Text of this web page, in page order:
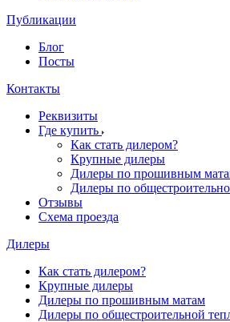
Публикации
Блог
Посты
Контакты
Реквизиты
Где купить
Как стать дилером?
Крупные дилеры
Дилеры по прошивным
Дилеры по
Отзывы
Схема проезда
Дилеры
Как стать дилером?
Крупные дилеры
Дилеры по прошивным матам
Дилеры по общестроительной